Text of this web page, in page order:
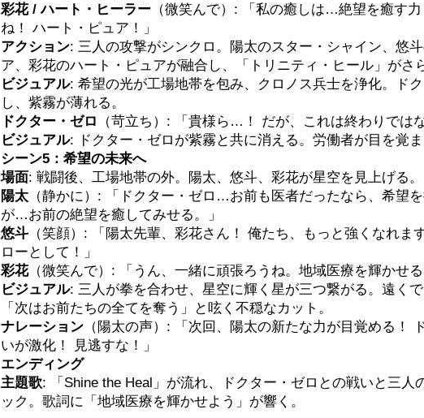
彩花 / ハート・ヒーラー （微笑んで）: 「私の癒しは…絶望を癒す
ね！ ハート・ピュア！」
アクション: 三人の攻撃がシンクロ。陽太のスター・シャイン、悠
ア、彩花のハート・ピュアが融合し、「トリニティ・ヒール」がさ
ビジュアル: 希望の光が工場地帯を包み、クロノス兵士を浄化。ド
し、紫霧が薄れる。
ドクター・ゼロ
（苛立ち）: 「貴様ら…！ だが、これは終わりでは
ビジュアル: ドクター・ゼロが紫霧と共に消える。労働者が目を覚ま
シーン5：希望の未来へ
場面: 戦闘後、工場地帯の外。陽太、悠斗、彩花が星空を見上げる。
陽太 （静かに）: 「ドクター・ゼロ…お前も医者だったなら、希望
が…お前の絶望を癒してみせる。」
悠斗 （笑顔）: 「陽太先輩、彩花さん！ 俺たち、もっと強くなれま
ローとして！」
彩花（微笑んで）: 「うん、一緒に頑張ろうね。地域医療を輝かせる
ビジュアル: 三人が拳を合わせ、星空に輝く星が三つ繋がる。遠く
「次はお前たちの全てを奪う」と呟く不穏なカット。
ナレーション （陽太の声）: 「次回、陽太の新たな力が目覚める！
いが激化！ 見逃すな！」
エンディング
主題歌: 「Shine the Heal」が流れ、ドクター・ゼロとの戦いと三人
ック。歌詞に「地域医療を輝かせよう」が響く。